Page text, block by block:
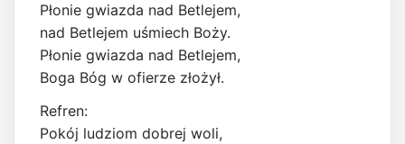
Płonie gwiazda nad Betlejem,
nad Betlejem uśmiech Boży.
Płonie gwiazda nad Betlejem,
Boga Bóg w ofierze złożył.
Refren:
Pokój ludziom dobrej woli,